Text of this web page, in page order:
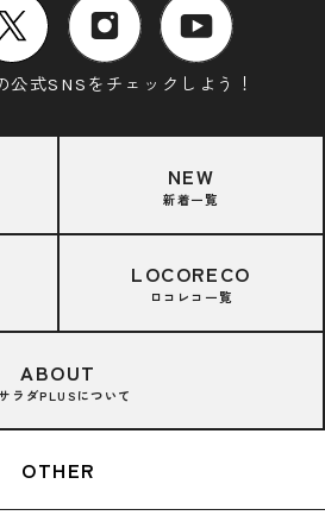
公式SNSをチェックしよう！
NEW
新着一覧
LOCORECO
ロコレコ一覧
ABOUT
ラダPLUSについて
OTHER